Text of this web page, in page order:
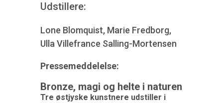
Udstillere:
Lone Blomquist, Marie Fredborg,
Ulla Villefrance Salling-Mortensen
Pressemeddelelse:
Bronze, magi og helte i naturen
Tre østjyske kunstnere udstiller i